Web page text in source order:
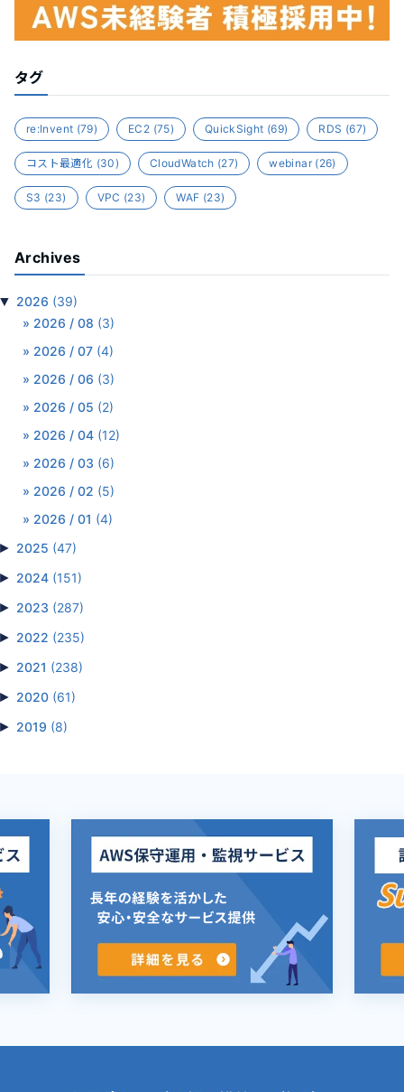
タグ
re:Invent (79) EC2 (75) QuickSight (69) RDS (67)
コスト最適化 (30) CloudWatch (27) webinar(26)
S3 (23) VPC (23) WAF (23)
Archives
2026 (39)
2026 / 08 (3)
2026 / 07 (4)
2026 / 06 (3)
2026 / 05 (2)
2026 / 04 (12)
2026 / 03 (6)
2026 / 02 (5)
2026 / 01 (4)
2025 (47)
2024 (151)
2023 (287)
2022 (235)
2021 (238)
2020 (61)
2019 (8)